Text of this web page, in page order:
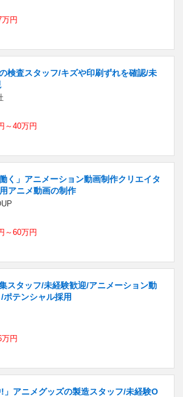
円
検査スタッフ/キズや印刷ずれを確認/未
～40万円
く」アニメーション動画制作クリエイタ
アニメ動画の制作
～60万円
スタッフ/未経験歓迎/アニメーション動
テンシャル採用
円
!」アニメグッズの製造スタッフ/未経験O